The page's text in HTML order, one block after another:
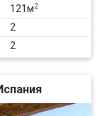
121м2
2
2